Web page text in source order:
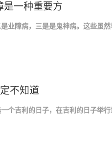
是一种重要方
业障病，三是是鬼神病。这些虽
不知道
个吉利的日子，在吉利的日子举